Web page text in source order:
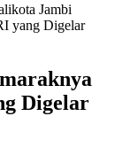
Jambi
yang Digelar
Digelar